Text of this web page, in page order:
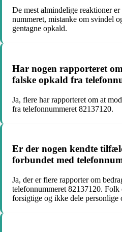
De mest almindelige reaktioner
nummeret, mistanke om svindel
gentagne opkald.
Har nogen rapporteret
falske opkald fra
Ja, flere har rapporteret om at
fra telefonnummeret 82137120.
Er der nogen kendte
forbundet med
Ja, der er flere rapporter om
telefonnummeret 82137120.
forsigtige og ikke dele personlige